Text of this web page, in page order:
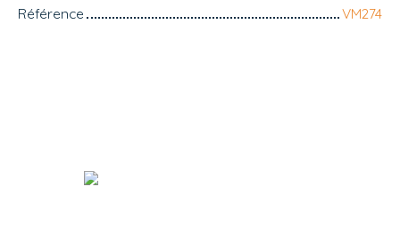
Référence
VM274